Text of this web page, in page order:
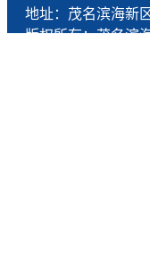
地址：茂名滨海新
版权所有：茂名滨